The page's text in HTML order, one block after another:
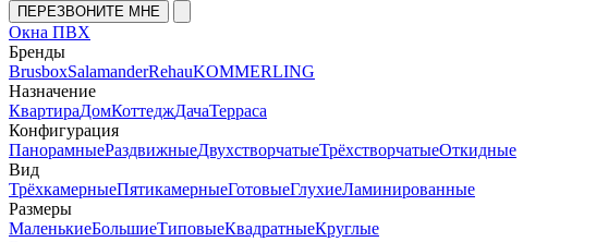
ПЕРЕЗВОНИТЕ МНЕ
Окна ПВХ
Бренды
BrusboxSalamanderRehauKOMMERLING
Назначение
КвартираДомКоттеджДачаТерраса
Конфигурация
ПанорамныеРаздвижныеДвухстворчатыеТрёхстворчатыеОткидные
Вид
ТрёхкамерныеПятикамерныеГотовыеГлухиеЛаминированные
Размеры
МаленькиеБольшиеТиповыеКвадратныеКруглые